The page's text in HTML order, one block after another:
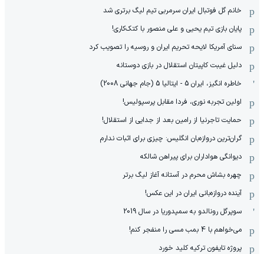
خانم گل فوتبال ایران سرمربی تیم لیگ برتری شد
پایان بازی تیم یحیی و علی منصور با کتک‌کاری!
سنای آمریکا لایحه تحریم ایران و روسیه را تصویب کرد
دلیل غیبت کاپیتان استقلال در بازی دوستانه
خاطره انگیز، ایران 5 - ایتالیا 5 (جام جهانی 2008)
اولین تجربه نوری، فردا مقابل پرسپولیس!
حمایت تاجرنیا از رامین بعد از جدایی از استقلال!
گران‌ترین دروازه‌بان انگلیس: چیزی برای اثبات ندارم
دیوانگی هواداران برای پیراهن شالکه
چهره بشاش محرم در آستانه آغاز لیگ برتر
آینده دروازه‌بانی ایران در این عکس!
سوپرگل رونالدو به سمپدوریا در سال 2019
می‌خواهم با 4 بمب مسی را منفجر کنم!
پروژه تایفون ترکیه کلید خورد